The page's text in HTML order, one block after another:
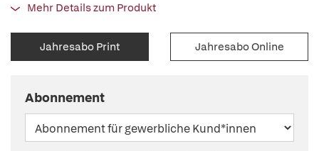
Mehr Details zum Produkt
Jahresabo Print Jahresabo Online
Abonnement